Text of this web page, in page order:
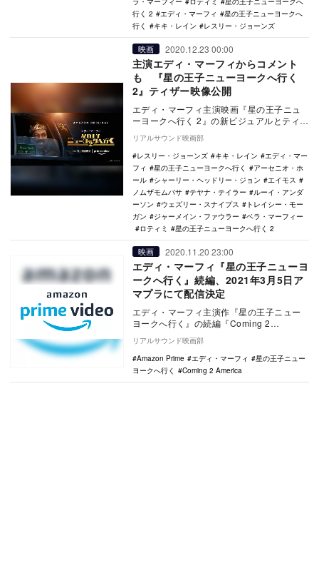
行く 2
エディ・マーフィ
星の王子ニューヨークへ
行く
キキ・レイン レスリー・ジョーンズ
映画 2020.12.23 00:00
主演エディ・マーフィからコメント
も 『星の王子ニューヨークへ行く
2』ティザー映像公開
エディ・マーフィ主演映画『星の王子ニュ
ーヨークへ行く 2』の新ビジュアルとティザ
ートレーラーが公開された。 本作は、80
年代…
リアルサウンド映画部
レスリー・ジョーンズ
キキ・レイン
エディ・マー
フィ
星の王子ニューヨークへ行く
アーセニオ・ホ
ール
シャーリー・ヘッドリー・ジョン
エイモス
ノムザモムバサ
テヤナ・テイラー
ルーイ・アンダ
ーソン
ウェズリー・スナイプス
トレイシー・モー
ガン
ジャーメイン・ファウラー
ベラ・マーフィー
ロティミ
星の王子ニューヨークへ行く 2
映画 2020.11.20 23:00
エディ・マーフィ『星の王子ニューヨ
ークへ行く』続編、2021年3月5日ア
マプラにて配信決定
エディ・マーフィ主演作『星の王子ニュー
ヨークへ行く』の続編『Coming 2
America（原題）』が、2021年3月5日
（金…
リアルサウンド映画部
Amazon Prime
エディ・マーフィ
星の王子ニュー
ヨークへ行く
Coming 2 America